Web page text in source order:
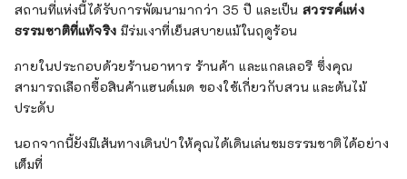
สถานที่แห่งนี้ได้รับการพัฒนามากว่า 35 ปี และเป็น สวรรค์แห่ง
ธรรมชาติที่แท้จริง มีร่มเงาที่เย็นสบายแม้ในฤดูร้อน
ภายในประกอบด้วยร้านอาหาร ร้านค้า และแกลเลอรี ซึ่งคุณ
สามารถเลือกซื้อสินค้าแฮนด์เมด ของใช้เกี่ยวกับสวน และต้นไม้
ประดับ
นอกจากนี้ยังมีเส้นทางเดินป่าให้คุณได้เดินเล่นชมธรรมชาติได้อย่าง
เต็มที่